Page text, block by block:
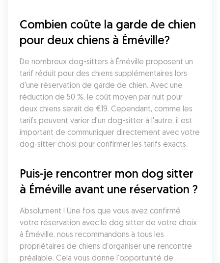
Combien coûte la garde de chien
pour deux chiens à Éméville?
De nombreux dog-sitters à Éméville proposent un
tarif réduit pour des chiens supplémentaires lors
d'une réservation de garde de chien. Avec une
réduction de 50 %, le coût moyen par nuit pour
deux chiens serait de €19. Cependant, comme les
tarifs peuvent varier d'un dog-sitter à l'autre, il est
important de communiquer directement avec votre
dog-sitter choisi pour confirmer les tarifs exacts.
Puis-je rencontrer mon dog sitter
à Éméville avant une réservation ?
Absolument ! Une fois que vous avez confirmé
votre réservation avec le dog sitter de votre choix
à Éméville, nous recommandons à tous les
propriétaires de chiens d'organiser une rencontre
préalable. Cela vous donne l'opportunité de